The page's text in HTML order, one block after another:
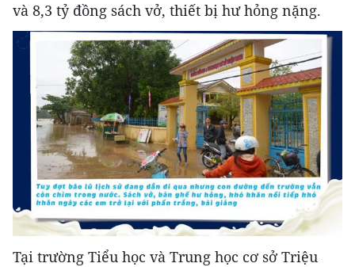
và 8,3 tỷ đồng sách vở, thiết bị hư hỏng nặng.
Tại trường Tiểu học và Trung học cơ sở Triệu